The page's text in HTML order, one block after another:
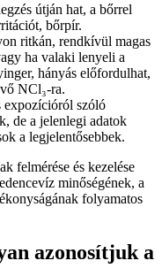
útján hat, a bőrrel
bőrpír.
ritkán, rendkívül magas
ha valaki lenyeli a
hányás előfordulhat,
NCl₃-ra.
expozícióról szóló
de a jelenlegi adatok
a legjelentősebbek.
felmérése és kezelése
minőségének, a
folyamatos
azonosítjuk a